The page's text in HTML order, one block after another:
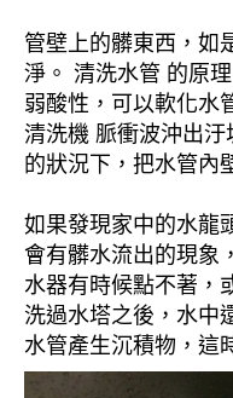
管壁上的髒東西，如
淨。 清洗水管 的原
弱酸性，可以軟化水
清洗機 脈衝波沖出
的狀況下，把水管內
如果發現家中的水龍
會有髒水流出的現象
水器有時候點不著，
洗過水塔之後，水中
水管產生沉積物，這